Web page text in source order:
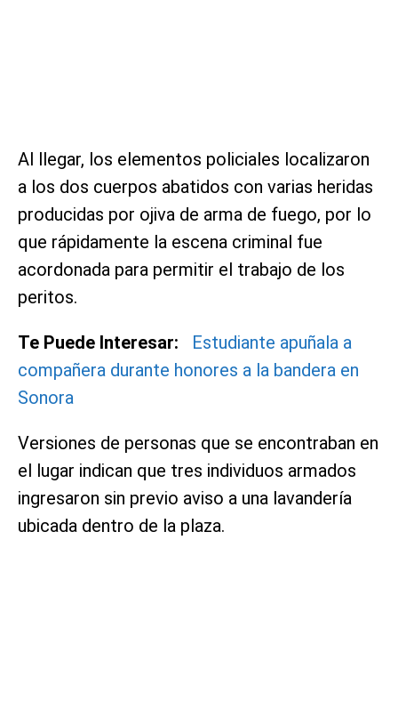
Al llegar, los elementos policiales localizaron
a los dos cuerpos abatidos con varias heridas
producidas por ojiva de arma de fuego, por lo
que rápidamente la escena criminal fue
acordonada para permitir el trabajo de los
peritos.
Te Puede Interesar:
Estudiante apuñala a
compañera durante honores a la bandera en
Sonora
Versiones de personas que se encontraban en
el lugar indican que tres individuos armados
ingresaron sin previo aviso a una lavandería
ubicada dentro de la plaza.